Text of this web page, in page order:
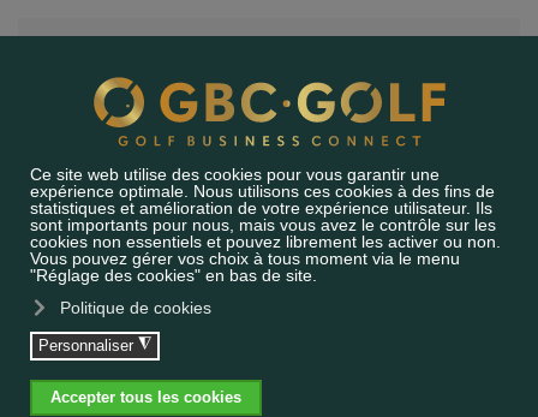
RENCONTRE CERCLE
DU VALAIS
PROPRIÉTÉS DE L'ÉVÉNEMENT
Date de
l'événement
05.06.2026